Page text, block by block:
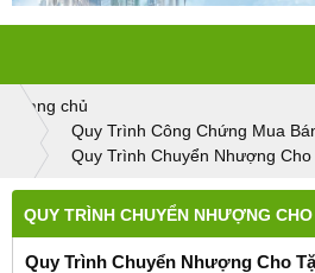
Trang chủ
Quy Trình Công Chứng Mua
Quy Trình Chuyển Nhượng
QUY TRÌNH CHUYỂN NHƯỢNG
Quy Trình Chuyển Nhượng Cho